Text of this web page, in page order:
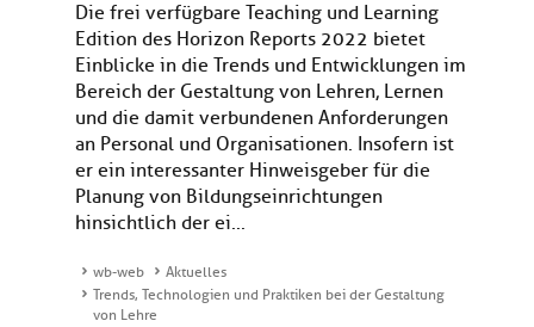
Die frei verfügbare Teaching und Learning
Edition des Horizon Reports 2022 bietet
Einblicke in die Trends und Entwicklungen im
Bereich der Gestaltung von Lehren, Lernen
und die damit verbundenen Anforderungen
an Personal und Organisationen. Insofern ist
er ein interessanter Hinweisgeber für die
Planung von Bildungseinrichtungen
hinsichtlich der ei...
wb-web
Aktuelles
Trends, Technologien und Praktiken bei der Gestaltung
von Lehre